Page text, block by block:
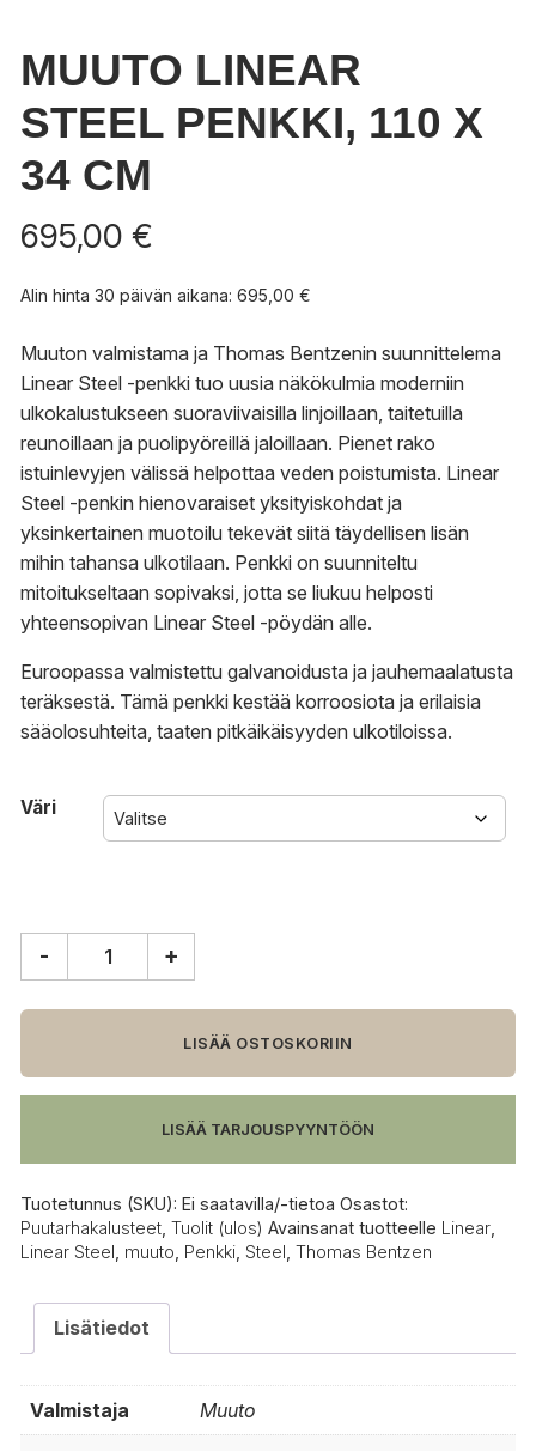
MUUTO LINEAR
STEEL PENKKI, 110 X
34 CM
695,00 €
Alin hinta 30 päivän aikana: 695,00 €
Muuton valmistama ja Thomas Bentzenin suunnittelema
Linear Steel -penkki tuo uusia näkökulmia moderniin
ulkokalustukseen suoraviivaisilla linjoillaan, taitetuilla
reunoillaan ja puolipyöreillä jaloillaan. Pienet rako
istuinlevyjen välissä helpottaa veden poistumista. Linear
Steel -penkin hienovaraiset yksityiskohdat ja
yksinkertainen muotoilu tekevät siitä täydellisen lisän
mihin tahansa ulkotilaan. Penkki on suunniteltu
mitoitukseltaan sopivaksi, jotta se liukuu helposti
yhteensopivan Linear Steel -pöydän alle.
Euroopassa valmistettu galvanoidusta ja jauhemaalatusta
teräksestä. Tämä penkki kestää korroosiota ja erilaisia
sääolosuhteita, taaten pitkäikäisyyden ulkotiloissa.
Väri
Steel
110
x
määrä
- +
LISÄÄ OSTOSKORIIN
LISÄÄ TARJOUSPYYNTÖÖN
Tuotetunnus (SKU): Ei saatavilla/-tietoa Osastot:
Puutarhakalusteet Tuolit (ulos) Avainsanat tuotteelle Linear
Linear Steel muuto Penkki Steel Thomas Bentzen
Lisätiedot
Valmistaja Muuto